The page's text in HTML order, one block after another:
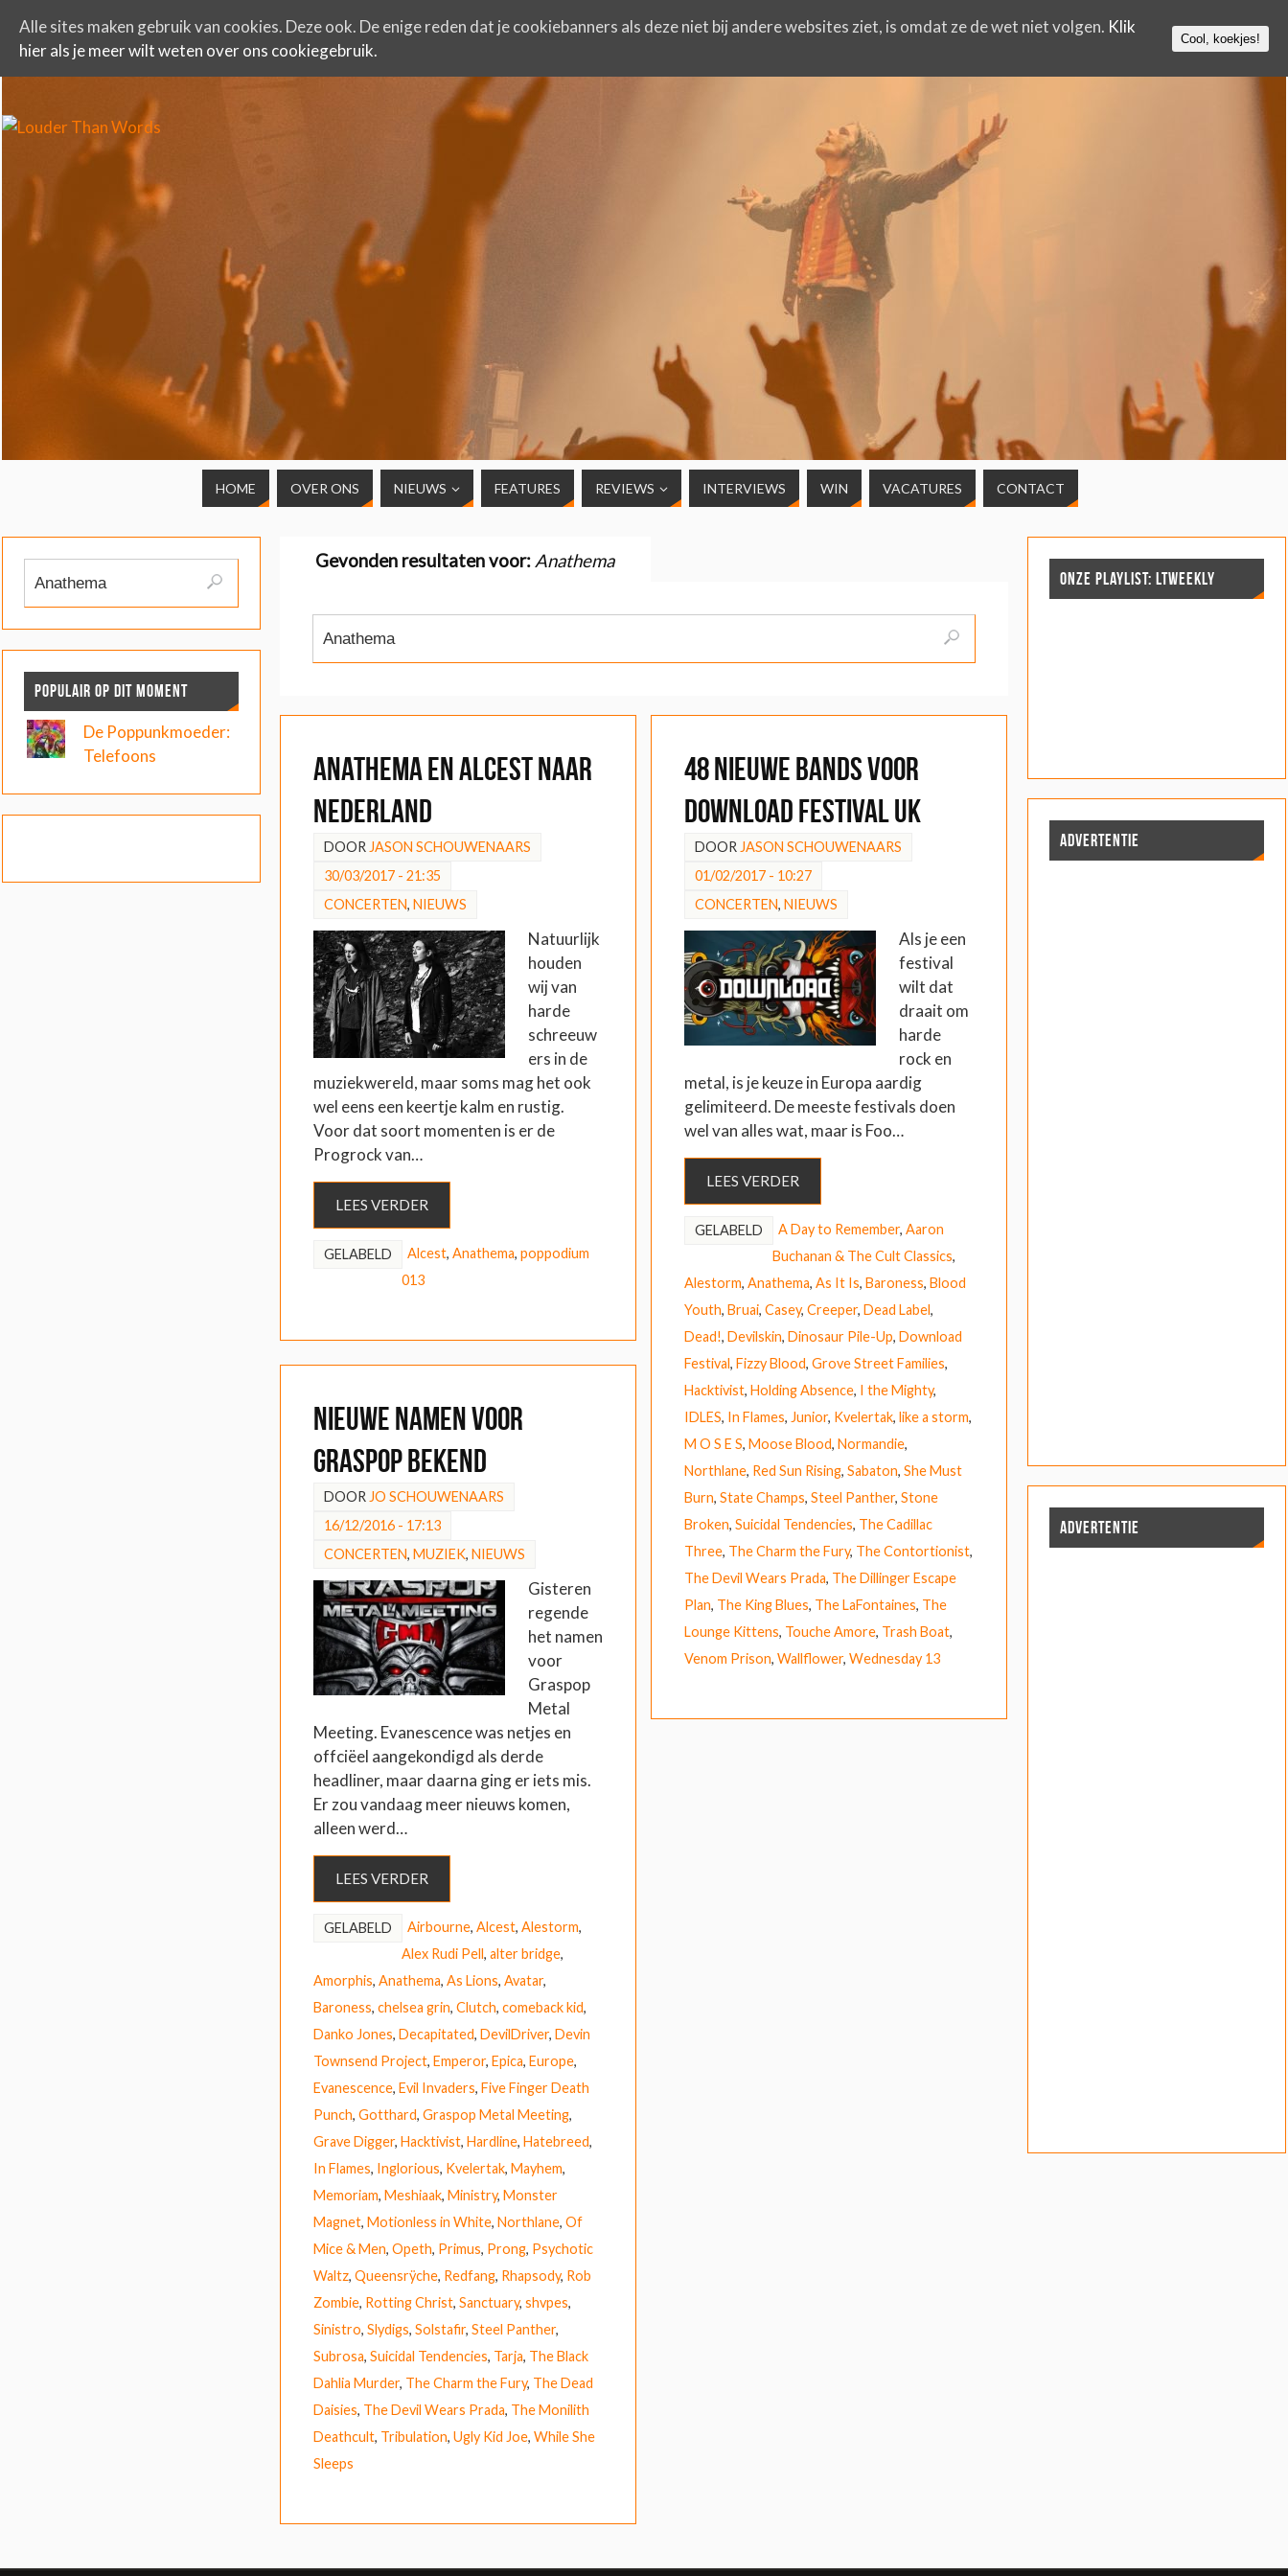
HOME OVER ONS NIEUWS FEATURES REVIEWS INTERVIEWS WIN VACATURES CONTACT
Gevonden resultaten voor: Anathema
Anathema en Alcest naar
Nederland
DOORJASON SCHOUWENAARS
30/03/2017 - 21:35
CONCERTEN, NIEUWS
Natuurlijk
houden
wij van
harde
schreeuw
ers in de
muziekwereld, maar soms mag het ook
wel eens een keertje kalm en rustig.
Voor dat soort momenten is er de
Progrock van…
LEES VERDER
GELABELD Alcest, Anathema, poppodium
013
48 nieuwe bands voor
Download Festival UK
DOORJASON SCHOUWENAARS
01/02/2017 - 10:27
CONCERTEN, NIEUWS
Als je een
festival
wilt dat
draait om
harde
rock en
metal, is je keuze in Europa aardig
gelimiteerd. De meeste festivals doen
wel van alles wat, maar is Foo…
LEES VERDER
GELABELD A Day to Remember, Aaron
Buchanan & The Cult Classics,
Alestorm, Anathema, As It Is, Baroness, Blood
Youth, Bruai, Casey, Creeper, Dead Label,
Dead!, Devilskin, Dinosaur Pile-Up, Download
Festival, Fizzy Blood, Grove Street Families,
Hacktivist, Holding Absence, I the Mighty,
IDLES, In Flames, Junior, Kvelertak, like a storm,
M O S E S, Moose Blood, Normandie,
Northlane, Red Sun Rising, Sabaton, She Must
Burn, State Champs, Steel Panther, Stone
Broken, Suicidal Tendencies, The Cadillac
Three, The Charm the Fury, The Contortionist,
The Devil Wears Prada, The Dillinger Escape
Plan, The King Blues, The LaFontaines, The
Lounge Kittens, Touche Amore, Trash Boat,
Venom Prison, Wallflower, Wednesday 13
Nieuwe namen voor
Graspop bekend
DOORJO SCHOUWENAARS
16/12/2016 - 17:13
CONCERTEN, MUZIEK, NIEUWS
Gisteren
regende
het namen
voor
Graspop
Metal
Meeting. Evanescence was netjes en
offciëel aangekondigd als derde
headliner, maar daarna ging er iets mis.
Er zou vandaag meer nieuws komen,
alleen werd…
LEES VERDER
GELABELD Airbourne, Alcest, Alestorm,
Alex Rudi Pell, alter bridge,
Amorphis, Anathema, As Lions, Avatar,
Baroness, chelsea grin, Clutch, comeback kid,
Danko Jones, Decapitated, DevilDriver, Devin
Townsend Project, Emperor, Epica, Europe,
Evanescence, Evil Invaders, Five Finger Death
Punch, Gotthard, Graspop Metal Meeting,
Grave Digger, Hacktivist, Hardline, Hatebreed,
In Flames, Inglorious, Kvelertak, Mayhem,
Memoriam, Meshiaak, Ministry, Monster
Magnet, Motionless in White, Northlane, Of
Mice & Men, Opeth, Primus, Prong, Psychotic
Waltz, Queensrÿche, Redfang, Rhapsody, Rob
Zombie, Rotting Christ, Sanctuary, shvpes,
Sinistro, Slydigs, Solstafir, Steel Panther,
Subrosa, Suicidal Tendencies, Tarja, The Black
Dahlia Murder, The Charm the Fury, The Dead
Daisies, The Devil Wears Prada, The Monilith
Deathcult, Tribulation, Ugly Kid Joe, While She
Sleeps
POPULAIR OP DIT MOMENT
De Poppunkmoeder:
Telefoons
ONZE PLAYLIST: LTWEEKLY
ADVERTENTIE
ADVERTENTIE
Alle sites maken gebruik van cookies. Deze ook. De enige reden dat je cookiebanners als deze niet bij andere websites ziet, is omdat ze de wet niet volgen. Klik
hier als je meer wilt weten over ons cookiegebruik.
Cool, koekjes!